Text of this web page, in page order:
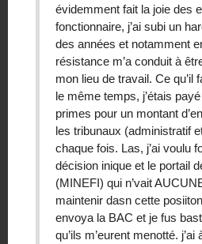
évidemment fait la joie des
fonctionnaire, j’ai subi un
des années et notamment
résistance m’a conduit à
mon lieu de travail. Ce qu’il
le même temps, j’étais
primes pour un montant
les tribunaux (administratif
chaque fois. Las, j’ai voulu
décision inique et le portail
(MINEFI) qui n’vait
maintenir dasn cette
envoya la BAC et je fus
qu’ils m’eurent menotté.